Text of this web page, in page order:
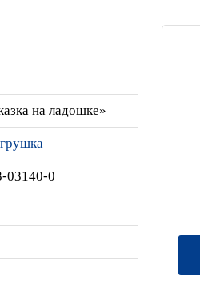
на ладошке»
03140-0